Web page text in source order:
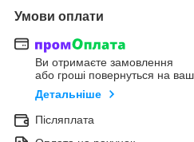
Умови оплати
Ви отримаєте замовлення
або гроші повернуться на
Детальніше
Післяплата